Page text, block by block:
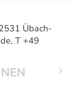
Übach-
T +49